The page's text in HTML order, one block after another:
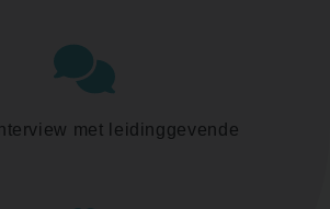
met leidinggevende